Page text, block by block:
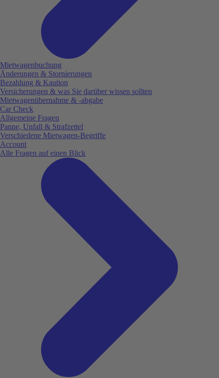
Mietwagenbuchung
Änderungen & Stornierungen
Bezahlung & Kaution
Versicherungen & was Sie darüber wissen sollten
Mietwagenübernahme & -abgabe
Car Check
Allgemeine Fragen
Panne, Unfall & Strafzettel
Verschiedene Mietwagen-Begriffe
Account
Alle Fragen auf einen Blick